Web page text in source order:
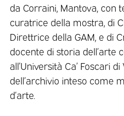
da Corraini, Mantova, con
curatrice della mostra, di
Direttrice della GAM, e di
docente di storia dell’arte
all’Università Ca’ Foscari
dell’archivio inteso come
d’arte.